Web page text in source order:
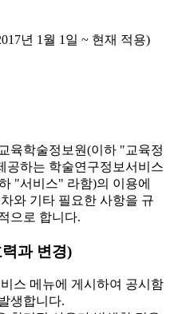
년 1월 1일 ~ 현재 적용)
육학술정보원(이하 "교육정
공하는 학술연구정보서비스
"서비스" 라함)의 이용에
와 기타 필요한 사항을 규
으로 합니다.
과 변경)
스 메뉴에 게시하여 공시함
생합니다.